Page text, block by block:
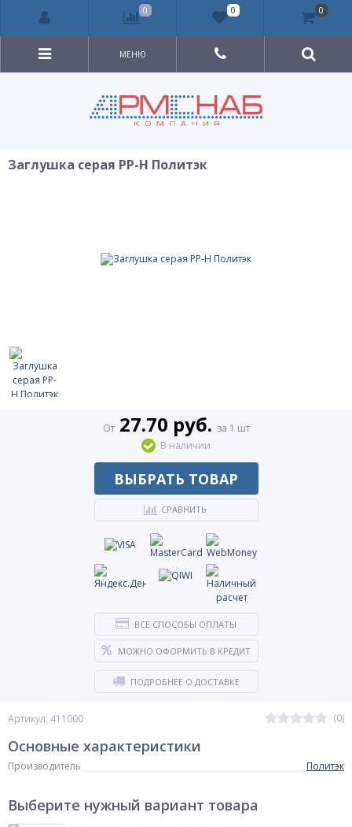
МЕНЮ
Заглушка серая PP-H Политэк
Артикул: 411000 (0)
От27.70 руб. за 1 шт
В наличии
ВЫБРАТЬ ТОВАР
СРАВНИТЬ
ВСЕ СПОСОБЫ ОПЛАТЫ
МОЖНО ОФОРМИТЬ В КРЕДИТ
ПОДРОБНЕЕ О ДОСТАВКЕ
Основные характеристики
Производитель Политэк
Выберите нужный вариант товара
0 0 0